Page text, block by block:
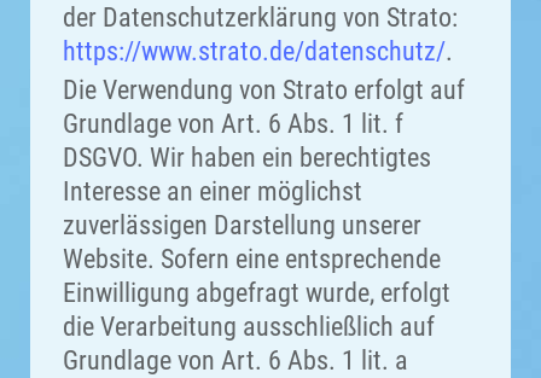
der Datenschutzerklärung von Strato:
https://www.strato.de/datenschutz/.
Die Verwendung von Strato erfolgt auf
Grundlage von Art. 6 Abs. 1 lit. f
DSGVO. Wir haben ein berechtigtes
Interesse an einer möglichst
zuverlässigen Darstellung unserer
Website. Sofern eine entsprechende
Einwilligung abgefragt wurde, erfolgt
die Verarbeitung ausschließlich auf
Grundlage von Art. 6 Abs. 1 lit. a